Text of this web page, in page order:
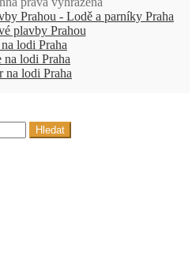
Prahou - Lodě a parníky Praha
plavby Prahou
lodi Praha
na lodi Praha
na lodi Praha
Hledat